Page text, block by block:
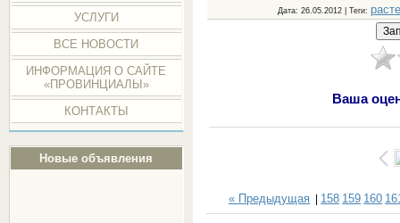
УСЛУГИ
ВСЕ НОВОСТИ
ИНФОРМАЦИЯ О САЙТЕ
«ПРОВИНЦИАЛЫ»
КОНТАКТЫ
Новые объявления
Дата: 26.05.2012 | Теги:
Ваша
« Предыдущая | 158 159 160